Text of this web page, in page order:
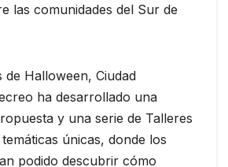
las comunidades del Sur de
de Halloween, Ciudad
ha desarrollado una
y una serie de Talleres
únicas, donde los
podido descubrir cómo